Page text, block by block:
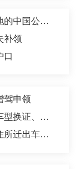
居住在中国内地的中国公民在内地补领收养登记
补领
口
驾申领
自愿降低准驾车型换证、驾驶人信息变化换证、驾驶证损毁遗失换证、
机动车所有人住所迁出车辆管理所管辖区域变更登记